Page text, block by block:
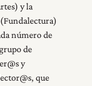
y la
número de
de
y
que